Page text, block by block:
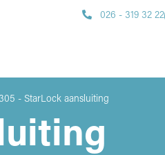
026 - 319 32 22
- StarLock aansluiting